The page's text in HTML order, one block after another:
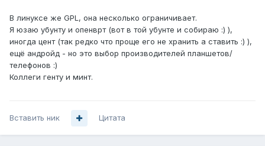
В линуксе же GPL, она несколько ограничивает.
Я юзаю убунту и опенврт (вот в той убунте и собираю :) ),
иногда цент (так редко что проще его не хранить а ставить :) ),
ещё андройд - но это выбор производителей планшетов/
телефонов :)
Коллеги генту и минт.
Вставить ник Цитата